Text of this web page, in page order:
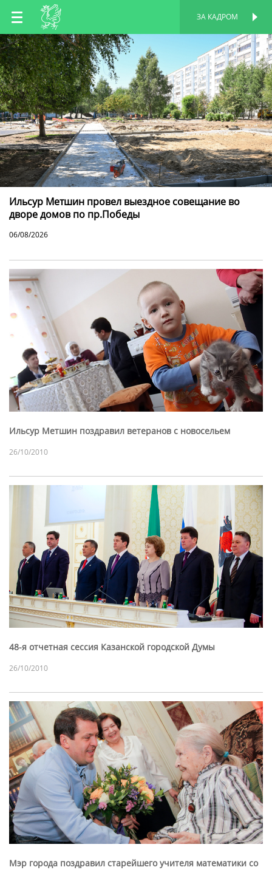
RU
EN
TT
ЗА КАДРОМ
Ильсур Метшин провел выездное совещание во
дворе домов по пр.Победы
06/08/2026
Ильсур Метшин поздравил ветеранов с новосельем
26/10/2010
48-я отчетная сессия Казанской городской Думы
26/10/2010
Мэр города поздравил старейшего учителя математики со
ПЕРСОНАЛЬНАЯ
СТРАНИЦА